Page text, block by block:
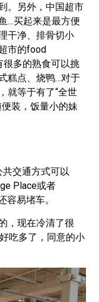
。另外，中国超市
…买起来是最方便
干净、排骨切小
市的food
很多的熟食可以挑
糕点、烧鸭…对于
就等于有了“全世
装，饭量小的妹
交通方式可以
Place或者
容易堵车。
，现在冷清了很
吃多了，同意的小